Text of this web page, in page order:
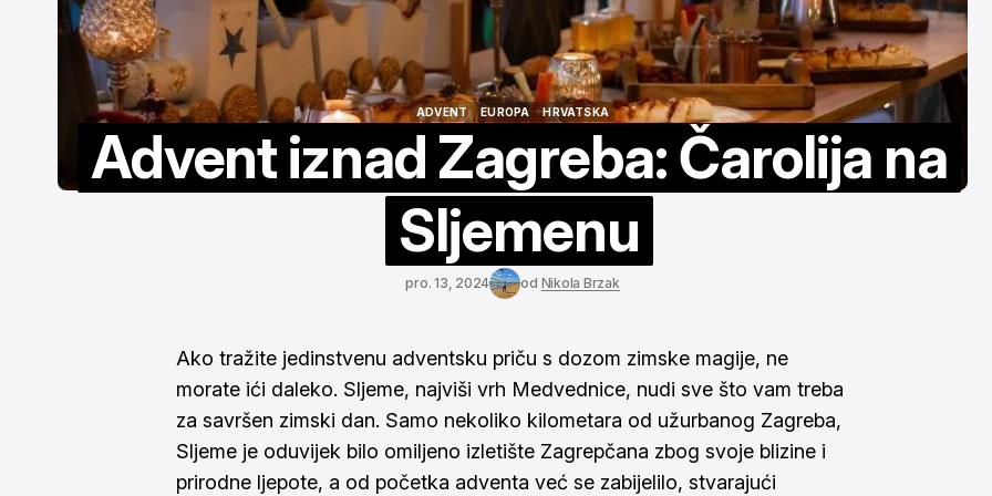
ADVENT
EUROPA
HRVATSKA
Advent iznad Zagreba: Čarolija na
Sljemenu
pro. 13, 2024 od Nikola Brzak
Ako tražite jedinstvenu adventsku priču s dozom zimske magije, ne
morate ići daleko. Sljeme, najviši vrh Medvednice, nudi sve što vam treba
za savršen zimski dan. Samo nekoliko kilometara od užurbanog Zagreba,
Sljeme je oduvijek bilo omiljeno izletište Zagrepčana zbog svoje blizine i
prirodne ljepote, a od početka adventa već se zabijelilo, stvarajući
interaktivna karta i
više
tra. 13, 2026
trošak
više
ruj. 7, 2025